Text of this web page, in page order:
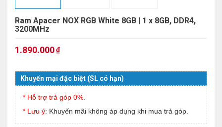
Ram Apacer NOX RGB White 8GB | 1 x 8GB, DDR4,
3200MHz
1.890.000₫
Khuyến mại đặc biệt (SL có hạn)
* Hỗ trợ trả góp 0%.
* Lưu ý: Khuyến mãi không áp dụng khi mua trả góp.